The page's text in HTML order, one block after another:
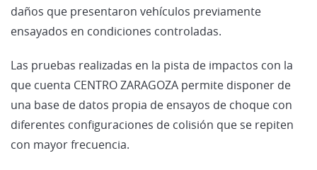
daños que presentaron vehículos previamente
ensayados en condiciones controladas.
Las pruebas realizadas en la pista de impactos con la
que cuenta CENTRO ZARAGOZA permite disponer de
una base de datos propia de ensayos de choque con
diferentes configuraciones de colisión que se repiten
con mayor frecuencia.